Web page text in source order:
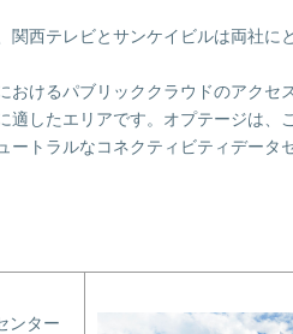
関西テレビとサンケイビルは両社
おけるパブリッククラウドのアク
したエリアです。オプテージは
ートラルなコネクティビティデー
ンター